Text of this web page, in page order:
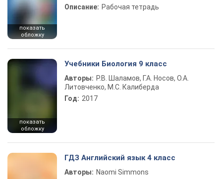
показать
обложку
Описание: Рабочая тетрадь
показать
обложку
Учебники Биология 9 класс
Авторы: Р.В. Шаламов, Г.А. Носов, О.А.
Литовченко, М.С. Калиберда
Год: 2017
ГДЗ Английский язык 4 класс
Авторы: Naomi Simmons